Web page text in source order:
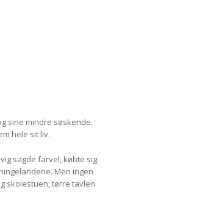
sine mindre søskende.
hele sit liv.
sagde farvel, købte sig
Men ingen
skolestuen, tørre tavlen